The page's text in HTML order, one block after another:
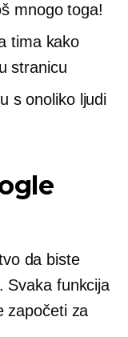
mnogo toga!
tima kako
stranicu
s onoliko ljudi
da biste
Svaka funkcija
započeti za